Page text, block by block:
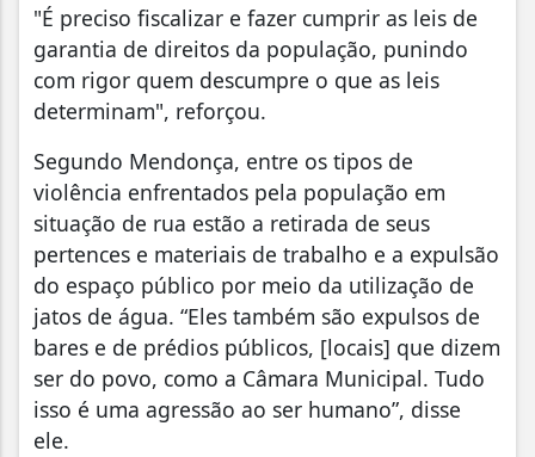
"É preciso fiscalizar e fazer cumprir as leis de
garantia de direitos da população, punindo
com rigor quem descumpre o que as leis
determinam", reforçou.
Segundo Mendonça, entre os tipos de
violência enfrentados pela população em
situação de rua estão a retirada de seus
pertences e materiais de trabalho e a expulsão
do espaço público por meio da utilização de
jatos de água. “Eles também são expulsos de
bares e de prédios públicos, [locais] que dizem
ser do povo, como a Câmara Municipal. Tudo
isso é uma agressão ao ser humano”, disse
ele.